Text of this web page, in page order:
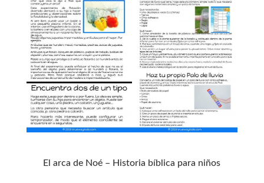
El arca de Noé – Historia bíblica para niños